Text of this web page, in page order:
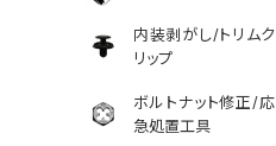
内装剥がし/トリムク
リップ
ボルトナット修正/応
急処置工具